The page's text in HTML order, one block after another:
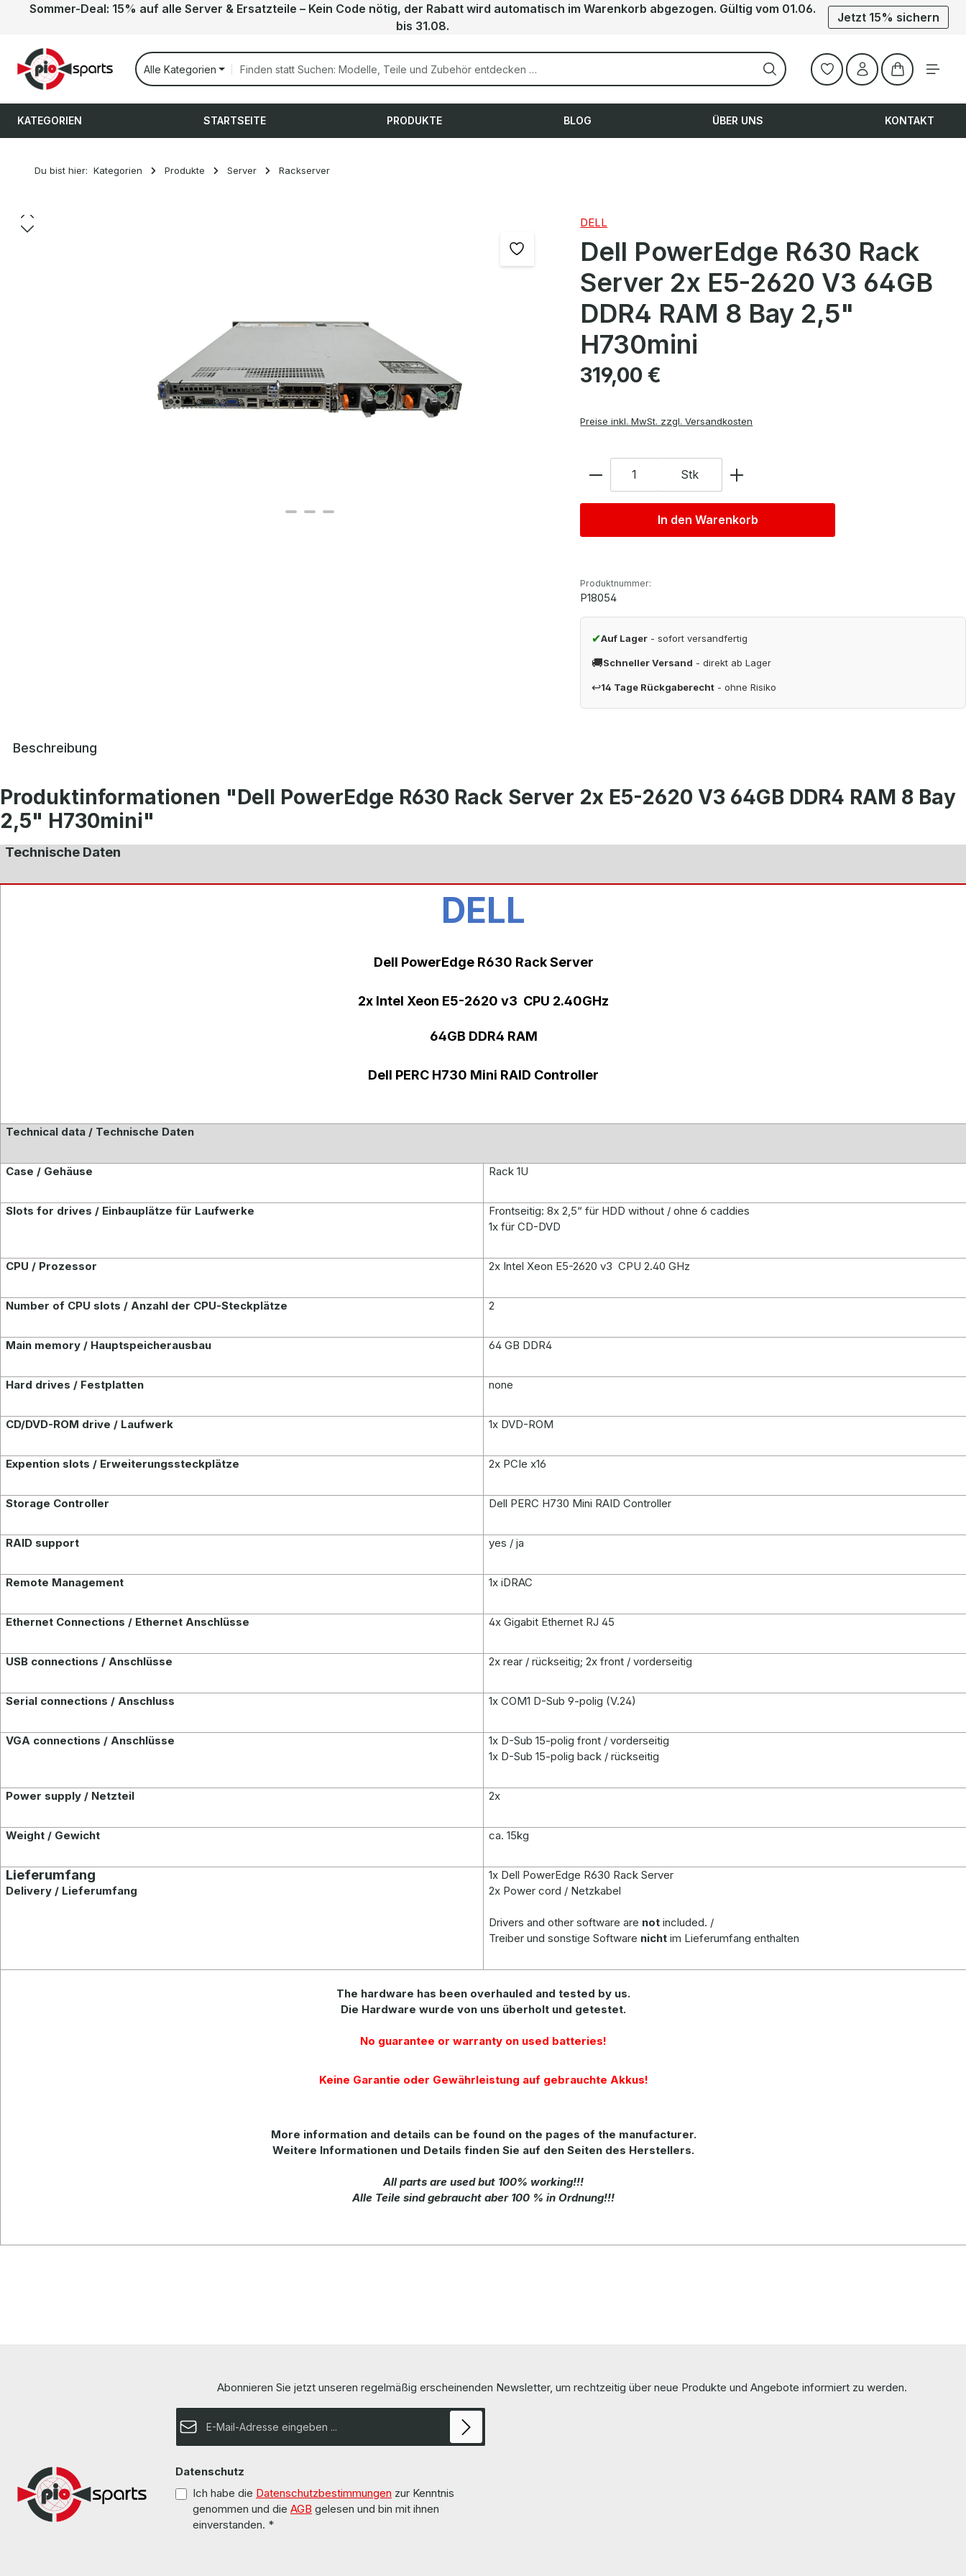
Hauptinhalt springen
Zur Suche springen
Zur Hauptnavigation springen
Sommer-Deal: 15% auf alle Server & Ersatzteile – Kein Code nötig, der Rabatt wird automatisch im Warenkorb abgezogen. Gültig vom 01.06.
bis 31.08.
Jetzt 15% sichern
Alle Kategorien
Warenkorb
KATEGORIEN STARTSEITE PRODUKTE BLOG ÜBER UNS KONTAKT
Du bist hier: Kategorien Produkte Server Rackserver
Bildergalerie überspringen DELL
Dell PowerEdge R630 Rack
Server 2x E5-2620 V3 64GB
DDR4 RAM 8 Bay 2,5"
H730mini
Regulärer Preis:
319,00 €
Preise inkl. MwSt. zzgl. Versandkosten
Anzahl Stk
In den Warenkorb
Produktnummer:
P18054
✔Auf Lager - sofort versandfertig
🚚Schneller Versand - direkt ab Lager
↩14 Tage Rückgaberecht - ohne Risiko
Beschreibung
Produktinformationen "Dell PowerEdge R630 Rack Server 2x E5-2620 V3 64GB DDR4 RAM 8 Bay
2,5" H730mini"
Technische Daten
DELL
Dell PowerEdge R630 Rack Server
2x Intel Xeon E5-2620 v3 CPU 2.40GHz
64GB DDR4 RAM
Dell PERC H730 Mini RAID Controller
Technical data / Technische Daten
Case / Gehäuse Rack 1U
Slots for drives / Einbauplätze für Laufwerke
Frontseitig: 8x 2,5“ für HDD without / ohne 6 caddies
1x für CD-DVD
CPU / Prozessor 2x Intel Xeon E5-2620 v3 CPU 2.40 GHz
Number of CPU slots / Anzahl der CPU-Steckplätze 2
Main memory / Hauptspeicherausbau 64 GB DDR4
Hard drives / Festplatten none
CD/DVD-ROM drive / Laufwerk 1x DVD-ROM
Expention slots / Erweiterungssteckplätze 2x PCIe x16
Storage Controller Dell PERC H730 Mini RAID Controller
RAID support yes / ja
Remote Management 1x iDRAC
Ethernet Connections / Ethernet Anschlüsse 4x Gigabit Ethernet RJ 45
USB connections / Anschlüsse 2x rear / rückseitig; 2x front / vorderseitig
Serial connections / Anschluss 1x COM1 D-Sub 9-polig (V.24)
VGA connections / Anschlüsse
1x D-Sub 15-polig front / vorderseitig
1x D-Sub 15-polig back / rückseitig
Power supply / Netzteil 2x
Weight / Gewicht ca. 15kg
Lieferumfang
Delivery / Lieferumfang
1x Dell PowerEdge R630 Rack Server
2x Power cord / Netzkabel
Drivers and other software are not included. /
Treiber und sonstige Software nicht im Lieferumfang enthalten
The hardware has been overhauled and tested by us.
Die Hardware wurde von uns überholt und getestet.
No guarantee or warranty on used batteries!
Keine Garantie oder Gewährleistung auf gebrauchte Akkus!
More information and details can be found on the pages of the manufacturer.
Weitere Informationen und Details finden Sie auf den Seiten des Herstellers.
All parts are used but 100% working!!!
Alle Teile sind gebraucht aber 100 % in Ordnung!!!
Abonnieren Sie jetzt unseren regelmäßig erscheinenden Newsletter, um rechtzeitig über neue Produkte und Angebote informiert zu werden.
E-Mail-Adresse*
Datenschutz
Ich habe die Datenschutzbestimmungen zur Kenntnis
genommen und die AGB gelesen und bin mit ihnen
einverstanden. *